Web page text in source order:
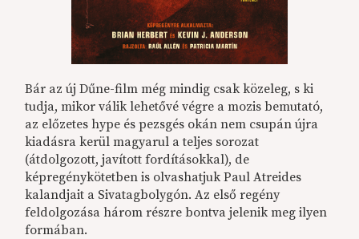
Bár az új Dűne-film még mindig csak közeleg, s ki
tudja, mikor válik lehetővé végre a mozis bemutató,
az előzetes hype és pezsgés okán nem csupán újra
kiadásra kerül magyarul a teljes sorozat
(átdolgozott, javított fordításokkal), de
képregénykötetben is olvashatjuk Paul Atreides
kalandjait a Sivatagbolygón. Az első regény
feldolgozása három részre bontva jelenik meg ilyen
formában.